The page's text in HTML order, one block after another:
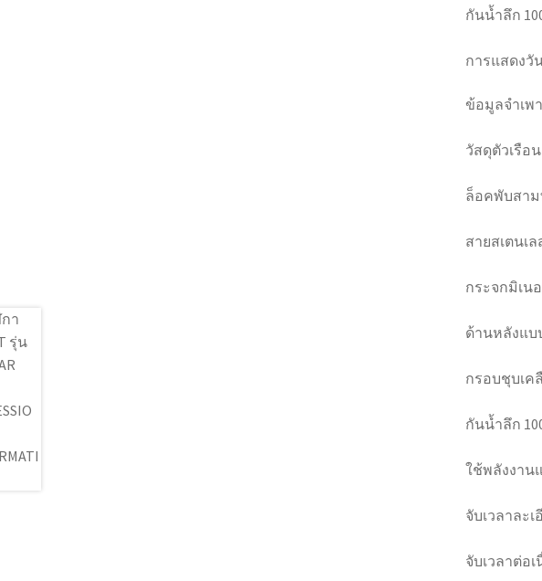
กันน้ำลึก
การแสดงวั
ข้อมูลจำเพ
วัสดุตัวเรือ
ล็อคพับสาม
สายสเตนเ
กระจกมิเน
ด้านหลังแบ
กรอบชุบเค
กันน้ำลึก
ใช้พลังงาน
จับเวลาละ
จับเวลาต่อเ